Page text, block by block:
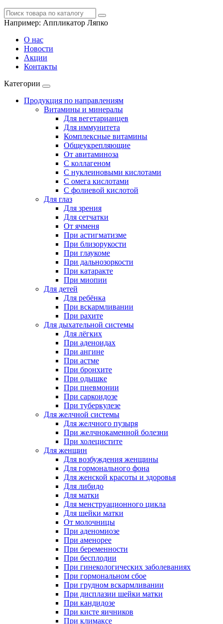
Например: Аппликатор Ляпко
О нас
Новости
Акции
Контакты
Категории
Продукция по направлениям
Витамины и минералы
Для вегетарианцев
Для иммунитета
Комплексные витамины
Общеукрепляющие
От авитаминоза
С коллагеном
С нуклеиновыми кислотами
С омега кислотами
С фолиевой кислотой
Для глаз
Для зрения
Для сетчатки
От ячменя
При астигматизме
При близорукости
При глаукоме
При дальнозоркости
При катаракте
При миопии
Для детей
Для ребёнка
При вскармливании
При рахите
Для дыхательной системы
Для лёгких
При аденоидах
При ангине
При астме
При бронхите
При одышке
При пневмонии
При саркоидозе
При туберкулезе
Для желчной системы
Для желчного пузыря
При желчнокаменной болезни
При холецистите
Для женщин
Для возбуждения женщины
Для гормонального фона
Для женской красоты и здоровья
Для либидо
Для матки
Для менструационного цикла
Для шейки матки
От молочницы
При аденомиозе
При аменорее
При беременности
При бесплодии
При гинекологических заболеваниях
При гормональном сбое
При грудном вскармливании
При дисплазии шейки матки
При кандидозе
При кисте яичников
При климаксе